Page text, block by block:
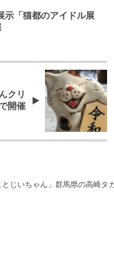
示「猫都のアイドル展
クリ
開催
じいちゃん」群馬県の高崎タ